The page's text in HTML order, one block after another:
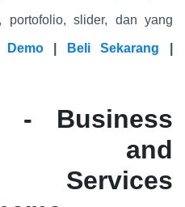
portofolio, slider, dan yang
Demo| Beli Sekarang
- Business
and
Services